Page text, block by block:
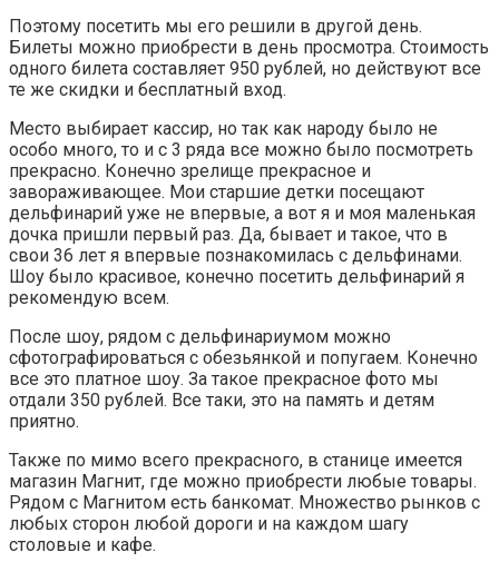
Поэтому посетить мы его решили в другой день.
Билеты можно приобрести в день просмотра. Стоимость
одного билета составляет 950 рублей, но действуют все
те же скидки и бесплатный вход.
Место выбирает кассир, но так как народу было не
особо много, то и с 3 ряда все можно было посмотреть
прекрасно. Конечно зрелище прекрасное и
завораживающее. Мои старшие детки посещают
дельфинарий уже не впервые, а вот я и моя маленькая
дочка пришли первый раз. Да, бывает и такое, что в
свои 36 лет я впервые познакомилась с дельфинами.
Шоу было красивое, конечно посетить дельфинарий я
рекомендую всем.
После шоу, рядом с дельфинариумом можно
сфотографироваться с обезьянкой и попугаем. Конечно
все это платное шоу. За такое прекрасное фото мы
отдали 350 рублей. Все таки, это на память и детям
приятно.
Также по мимо всего прекрасного, в станице имеется
магазин Магнит, где можно приобрести любые товары.
Рядом с Магнитом есть банкомат. Множество рынков с
любых сторон любой дороги и на каждом шагу
столовые и кафе.